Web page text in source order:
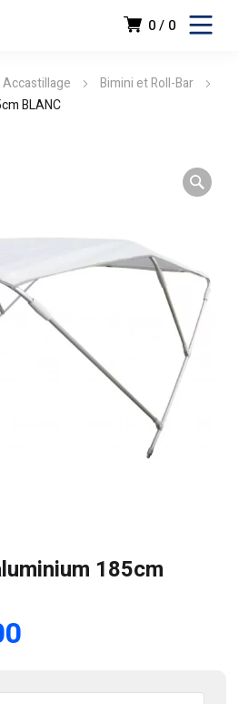
0 0
Accastillage
Bimini et Roll-Bar
BLANC
185cm